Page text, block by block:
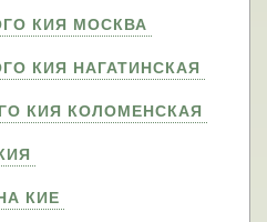
КИЯ МОСКВА
КИЯ НАГАТИНСКАЯ
КИЯ КОЛОМЕНСКАЯ
КИЕ